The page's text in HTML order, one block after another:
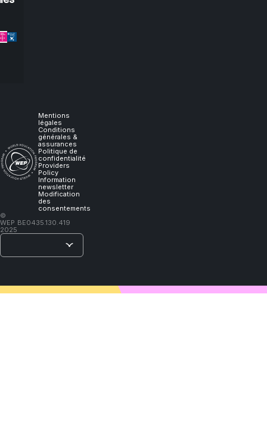
Mentions
légales
Conditions
générales &
assurances
Politique de
confidentialité
Providers
Policy
Information
newsletter
Modification
des
consentements
©
WEP
2025
BE0435.130.419
let
me
will
learn."
Lao